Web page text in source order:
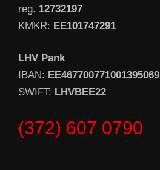
reg. 12732197
KMKR: EE101747291
LHV Pank
IBAN: EE467700771001395069
SWIFT: LHVBEE22
(372) 607 0790